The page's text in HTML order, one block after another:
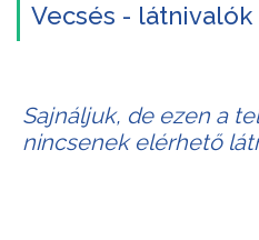
Vecsés - látnivalók
Sajnáljuk, de ezen a
nincsenek elérhető